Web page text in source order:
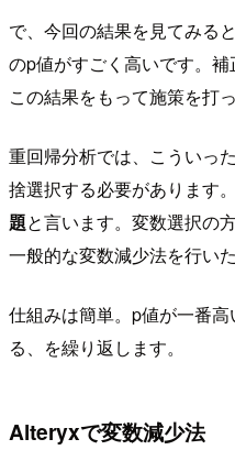
で、今回の結果を見てみる
のp値がすごく高いです。補
この結果をもって施策を打
重回帰分析では、こういっ
捨選択する必要があります
題と言います。変数選択の
一般的な変数減少法を行いた
仕組みは簡単。p値が一番
る、を繰り返します。
Alteryxで変数減少法